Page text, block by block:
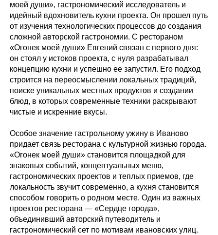
моей души», гастрономический исследователь и
идейный вдохновитель кухни проекта. Он прошел путь
от изучения технологических процессов до создания
сложной авторской гастрономии. С рестораном
«Огонек моей души» Евгений связан с первого дня:
он стоял у истоков проекта, с нуля разрабатывал
концепцию кухни и успешно ее запустил. Его подход
строится на переосмыслении локальных традиций,
поиске уникальных местных продуктов и создании
блюд, в которых современные техники раскрывают
чистые и искренние вкусы.
Особое значение гастрольному ужину в Иваново
придает связь ресторана с культурной жизнью города.
«Огонек моей души» становится площадкой для
знаковых событий, концептуальных меню,
гастрономических проектов и теплых приемов, где
локальность звучит современно, а кухня становится
способом говорить о родном месте. Один из важных
проектов ресторана — «Сердце города»,
объединивший авторский путеводитель и
гастрономический сет по мотивам ивановских улиц.